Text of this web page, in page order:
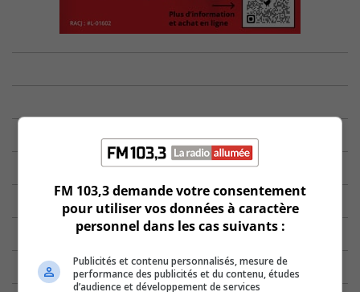
FM 103,3 demande votre consentement
pour utiliser vos données à caractère
personnel dans les cas suivants :
Publicités et contenu personnalisés, mesure de
performance des publicités et du contenu, études
d’audience et développement de services